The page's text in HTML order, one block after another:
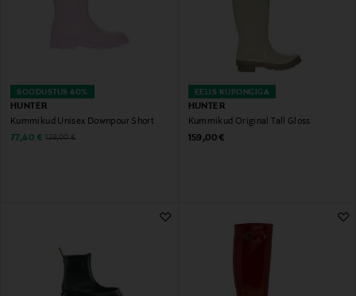
SOODUSTUS 40%
HUNTER
Kummikud Unisex Downpour Short
Discounted Price
77,40 € Original Price
129,00 €
EELIS KUPONGIGA
HUNTER
Kummikud Original Tall Gloss
Original Price
159,00 €